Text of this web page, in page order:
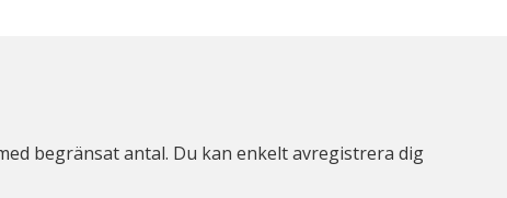
begränsat antal. Du kan enkelt avregistrera dig